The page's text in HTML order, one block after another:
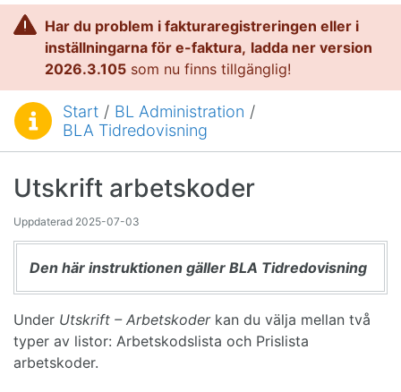
Har du problem i fakturaregistreringen eller i
inställningarna för e-faktura, ladda ner version
2026.3.105 som nu finns tillgänglig!
Du är här:
Start / BL Administration /
BLA Tidredovisning
Utskrift arbetskoder
Uppdaterad 2025-07-03
Den här instruktionen gäller BLA Tidredovisning
Under Utskrift – Arbetskoderkan du välja mellan två
typer av listor: Arbetskodslista och Prislista
arbetskoder.